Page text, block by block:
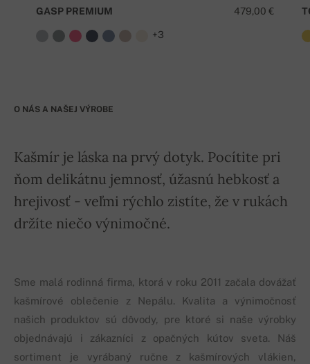
479,00 €
GASP PREMIUM
+3
O NÁS A NAŠEJ VÝROBE
Kašmír je láska na prvý dotyk. Pocítite pri
ňom delikátnu jemnosť, úžasnú hebkosť a
hrejivosť - veľmi rýchlo zistíte, že v rukách
držíte niečo výnimočné.
Sme malá rodinná firma, ktorá v roku 2011 začala dovážať
kašmírové oblečenie z Nepálu. Kvalita a výnimočnosť
našich produktov sú dôvody, pre ktoré si naše výrobky
objednávajú i zákazníci z opačných kútov sveta. Náš
sortiment je vyrábaný ručne z kašmírových vlákien,